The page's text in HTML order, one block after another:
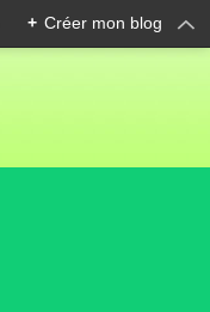
+ Créer mon blog